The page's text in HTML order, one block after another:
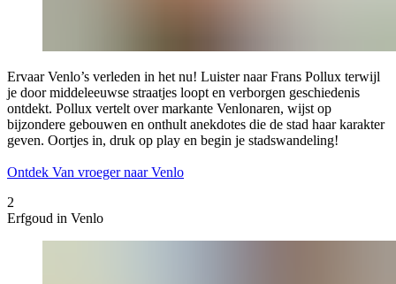
Ervaar Venlo’s verleden in het nu! Luister naar Frans Pollux terwijl
je door middeleeuwse straatjes loopt en verborgen geschiedenis
ontdekt. Pollux vertelt over markante Venlonaren, wijst op
bijzondere gebouwen en onthult anekdotes die de stad haar karakter
geven. Oortjes in, druk op play en begin je stadswandeling!
Ontdek Van vroeger naar Venlo
2
Erfgoud in Venlo